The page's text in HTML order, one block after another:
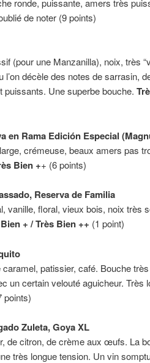
ronde, puissante, amers très
de noter (9 points)
(pour une Manzanilla), noix, très
décèle des notes de sarrasin,
Une superbe bouche.
en Rama Edición Especial
crémeuse, beaux amers pas
Bien ++ (6 points)
Reserva de Familia
vanille, floral, vieux bois, noix très
+ / Très Bien ++ (1 point)
patissier, café. Bouche
un certain velouté aguicheur. Très
points)
Zuleta, Goya XL
de citron, de crème aux œufs. La
très longue tension. Un vin